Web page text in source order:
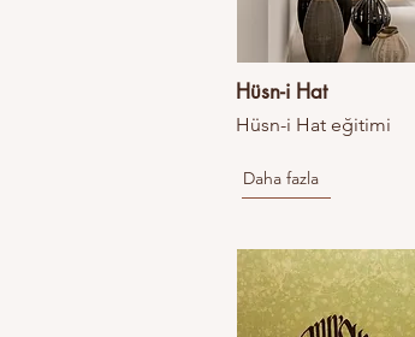
Hüsn-i Hat
Hüsn-i Hat eğitimi
Daha fazla